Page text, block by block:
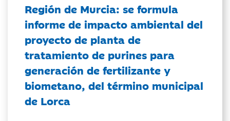
Región de Murcia: se formula
informe de impacto ambiental del
proyecto de planta de
tratamiento de purines para
generación de fertilizante y
biometano, del término municipal
de Lorca